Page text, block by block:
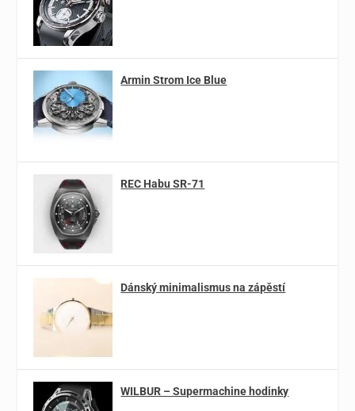
Armin Strom Ice Blue
REC Habu SR-71
Dánský minimalismus na zápěstí
WILBUR – Supermachine hodinky